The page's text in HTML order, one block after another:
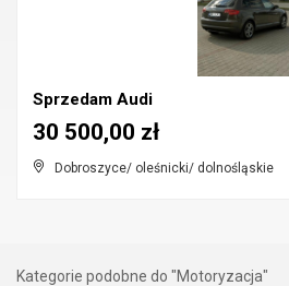
Sprzedam Audi
Dobroszyce/ oleśnicki/ dolnośląskie
30 500,00 zł
Kategorie podobne do "Motoryzacja"